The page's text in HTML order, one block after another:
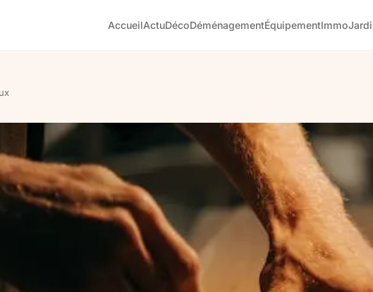
AccueilActuDécoDéménagementÉquipementImmo